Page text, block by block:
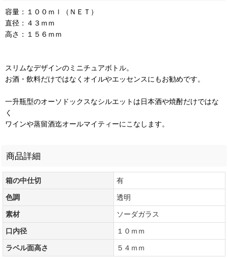
容量：１００ｍｌ（ＮＥＴ）
直径：４３ｍｍ
高さ：１５６ｍｍ
スリムなデザインのミニチュアボトル。
お酒・飲料だけではなくオイルやエッセンスにもお勧めです。
一升瓶型のオーソドックスなシルエットは日本酒や焼酎だけではな
く
ワインや蒸留酒迄オールマイティーにこなします。
商品詳細
箱の中仕切
有
色調
透明
素材
ソーダガラス
口内径
１０ｍｍ
ラベル面高さ
５４ｍｍ